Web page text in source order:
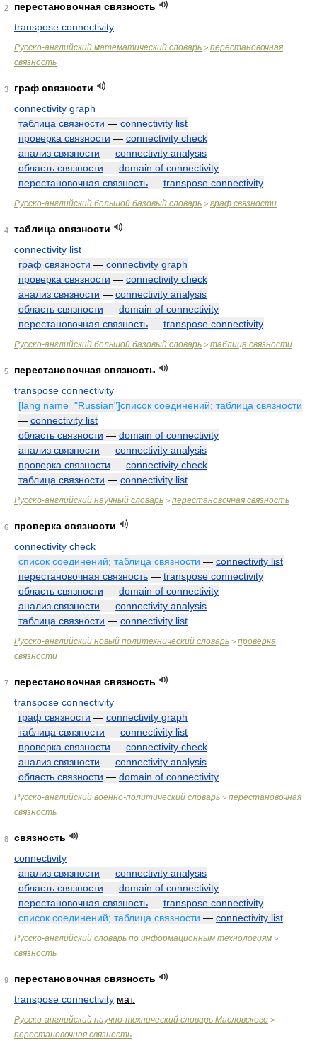
2
перестановочная связность
transpose connectivity
Русско-английский математический словарь > перестановочная
связность
3
граф связности
connectivity graph
таблица связности — connectivity list
проверка связности — connectivity check
анализ связности — connectivity analysis
область связности — domain of connectivity
перестановочная связность — transpose connectivity
Русско-английский большой базовый словарь > граф связности
4
таблица связности
connectivity list
граф связности — connectivity graph
проверка связности — connectivity check
анализ связности — connectivity analysis
область связности — domain of connectivity
перестановочная связность — transpose connectivity
Русско-английский большой базовый словарь > таблица связности
5
перестановочная связность
transpose connectivity
[lang name="Russian"]список соединений; таблица связности
— connectivity list
область связности — domain of connectivity
анализ связности — connectivity analysis
проверка связности — connectivity check
таблица связности — connectivity list
Русско-английский научный словарь > перестановочная связность
6
проверка связности
connectivity check
список соединений; таблица связности — connectivity list
перестановочная связность — transpose connectivity
область связности — domain of connectivity
анализ связности — connectivity analysis
таблица связности — connectivity list
Русско-английский новый политехнический словарь > проверка
связности
7
перестановочная связность
transpose connectivity
граф связности — connectivity graph
таблица связности — connectivity list
проверка связности — connectivity check
анализ связности — connectivity analysis
область связности — domain of connectivity
Русско-английский военно-политический словарь > перестановочная
связность
8
связность
connectivity
анализ связности — connectivity analysis
область связности — domain of connectivity
перестановочная связность — transpose connectivity
список соединений; таблица связности — connectivity list
Русско-английский словарь по информационным технологиям >
связность
9
перестановочная связность
transpose connectivity мат.
Русско-английский научно-технический словарь Масловского >
перестановочная связность